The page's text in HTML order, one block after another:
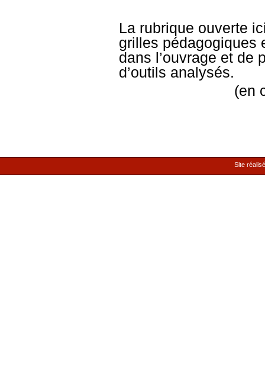
La rubrique ouverte
grilles pédagogiques
dans l’ouvrage et de
d’outils analysés.
(en
Site